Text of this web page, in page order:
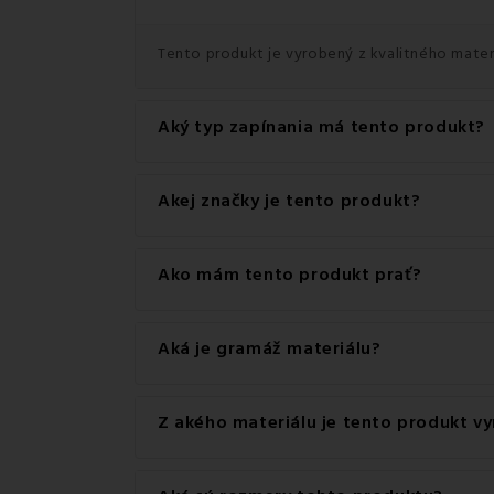
Tento produkt je vyrobený z kvalitného
Aký typ zapínania má tento produkt?
Tento produkt má praktické zapínanie na
Akej značky je tento produkt?
Ide o autentický produkt značky EMI.
Ako mám tento produkt prať?
Pre dosiahnutie najlepších výsledkov
Aká je gramáž materiálu?
Gramáž materiálu použitého pre tento produkt
Z akého materiálu je tento produkt
Tento produkt je vyrobený z kvalitného